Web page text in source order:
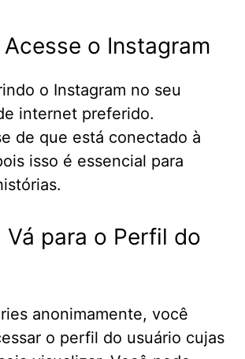
Acesse o Instagram
o Instagram no seu
internet preferido.
de que está conectado à
isso é essencial para
Vá para o Perfil do
anonimamente, você
o perfil do usuário cujas